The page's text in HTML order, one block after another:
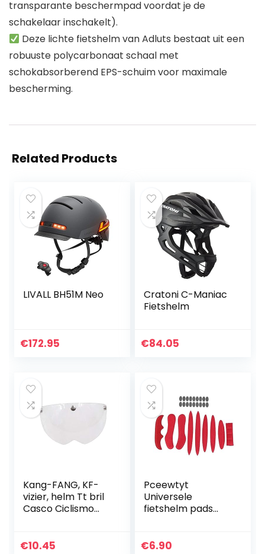
transparante beschermpad voordat je de
schakelaar inschakelt).
Deze lichte fietshelm van Adluts bestaat uit een
robuuste polycarbonaat schaal met
schokabsorberend EPS-schuim voor maximale
bescherming.
Related Products
LIVALL BH51M Neo
€172.95
Cratoni C-Maniac
Fietshelm
€84.05
Kang-FANG, KF-
vizier, helm Tt bril
Casco Ciclismo
Triathlon
€10.45
Pceewtyt
Universele
fietshelm pads
binnenvoering
€6.90